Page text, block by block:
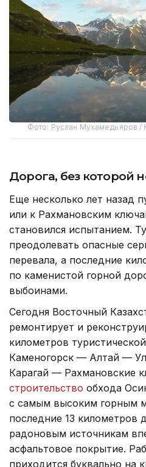
Фото: Руслан Мухамедьяров /
Дорога, без которой
Еще несколько лет назад
или к Рахмановским
становился испытанием.
преодолевать опасные
перевала, а последние
по каменистой горной
выбоинами.
Сегодня Восточный
ремонтирует и
километров
Каменогорск — Алтай —
Карагай — Рахмановские
строительство обхода
с самым высоким горным
последние 13 километров
радоновым источникам
асфальтовое покрытие.
приходится буквально на